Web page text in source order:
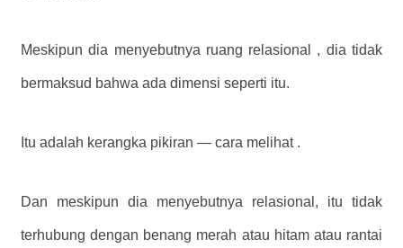
Meskipun dia menyebutnya ruang relasional , dia tidak
bermaksud bahwa ada dimensi seperti itu.
Itu adalah kerangka pikiran — cara melihat .
Dan meskipun dia menyebutnya relasional, itu tidak
terhubung dengan benang merah atau hitam atau rantai